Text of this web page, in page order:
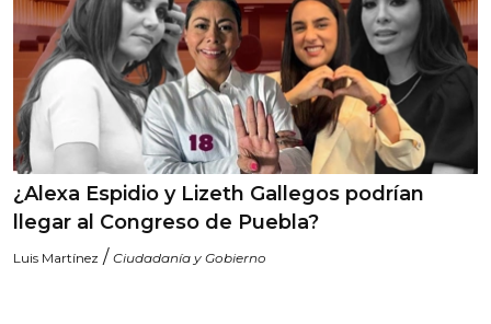
¿Alexa Espidio y Lizeth Gallegos podrían
llegar al Congreso de Puebla?
Luis Martínez / Ciudadanía y Gobierno